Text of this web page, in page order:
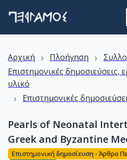
Αρχική › Πλοήγηση ›
Επιστημονικές δημοσιεύσεις,
υλικό
› Επιστημονικές
Pearls of Neonatal
Greek and Byzantine
Επιστημονική δημοσίευση - Άρθρο